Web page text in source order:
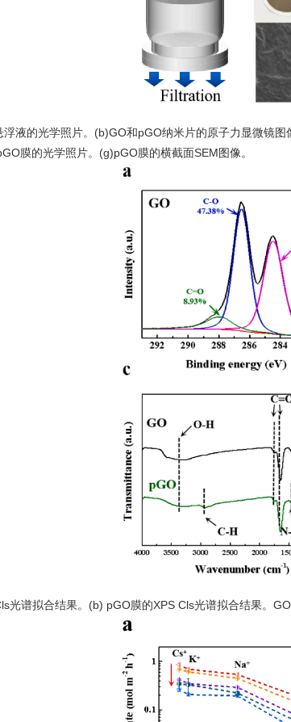
液的光学照片。(b)GO和pGO纳米片的原子力显微镜
膜的光学照片。(g)pGO膜的横截面SEM图像。
光谱拟合结果。(b) pGO膜的XPS Cls光谱拟合结果。